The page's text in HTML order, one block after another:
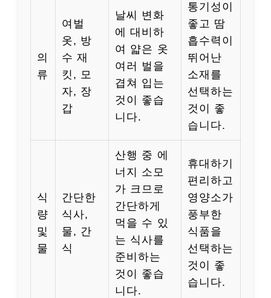
의
류
여벌
옷, 방
수 재
킷, 모
자, 장
갑
날씨 변화
에 대비하
여 얇은 옷
여러 벌을
겹쳐 입는
것이 좋습
니다.
통기성이
좋고 땀
흡수력이
뛰어난
소재를
선택하는
것이 좋
습니다.
식
량
및
물
간단한
식사,
물, 간
식
산행 중 에
너지 소모
가 크므로
간단하게
먹을 수 있
는 식사를
준비하는
것이 좋습
니다.
휴대하기
편리하고
영양소가
풍부한
식품을
선택하는
것이 좋
습니다.